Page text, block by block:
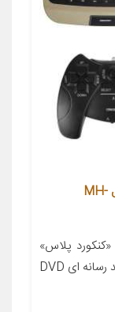
مانیتور پشت سری خودرو کنکورد پلاس مدل MH-
پلاس»
مدل «MH-D9400PK» با قابلیت پخش چند رسانه ای DVD